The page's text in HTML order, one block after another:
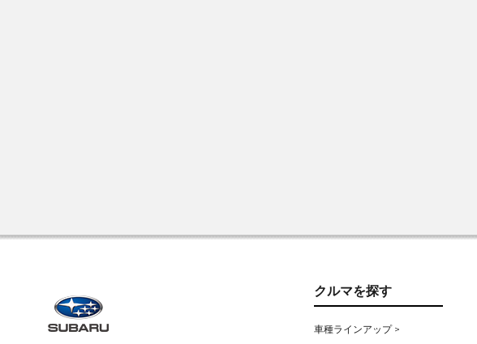
クルマを探す
車種ラインアップ >